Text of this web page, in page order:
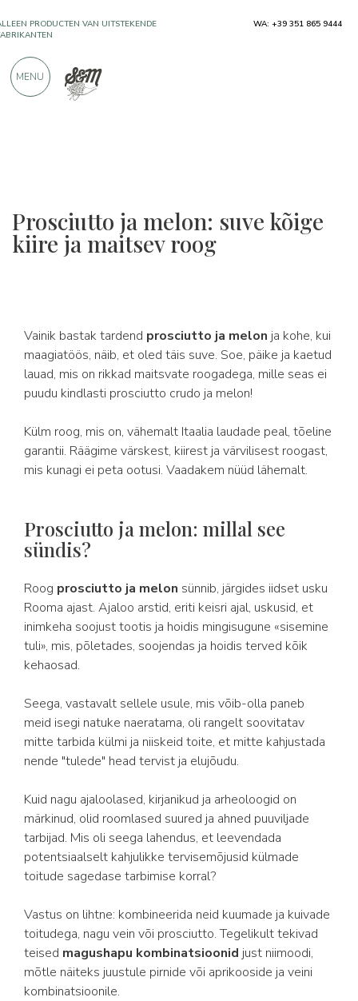
Prosciutto ja melon: suve kõige
kiire ja maitsev roog
Vainik bastak tardend prosciutto ja melon ja kohe, kui
maagiatöös, näib, et oled täis suve. Soe, päike ja kaetud
lauad, mis on rikkad maitsvate roogadega, mille seas ei
puudu kindlasti prosciutto crudo ja melon!
Külm roog, mis on, vähemalt Itaalia laudade peal, tõeline
garantii. Räägime värskest, kiirest ja värvilisest roogast,
mis kunagi ei peta ootusi. Vaadakem nüüd lähemalt.
Prosciutto ja melon: millal see
sündis?
Roog prosciutto ja melon sünnib, järgides iidset usku
Rooma ajast. Ajaloo arstid, eriti keisri ajal, uskusid, et
inimkeha soojust tootis ja hoidis mingisugune «sisemine
tuli», mis, põletades, soojendas ja hoidis terved kõik
kehaosad.
Seega, vastavalt sellele usule, mis võib-olla paneb
meid isegi natuke naeratama, oli rangelt soovitatav
mitte tarbida külmi ja niiskeid toite, et mitte kahjustada
nende "tulede" head tervist ja elujõudu.
Kuid nagu ajaloolased, kirjanikud ja arheoloogid on
märkinud, olid roomlased suured ja ahned puuviljade
tarbijad. Mis oli seega lahendus, et leevendada
potentsiaalselt kahjulikke tervisemõjusid külmade
toitude sagedase tarbimise korral?
Vastus on lihtne: kombineerida neid kuumade ja kuivade
toitudega, nagu vein või prosciutto. Tegelikult tekivad
teised magushapu kombinatsioonid just niimoodi,
mõtle näiteks juustule pirnide või aprikooside ja veini
kombinatsioonile.
PRODUCTEN VAN UITSTEKENDE
DAN 900 POSITIEVE RECENSIES
WA: +39 351 865 9444
MENU